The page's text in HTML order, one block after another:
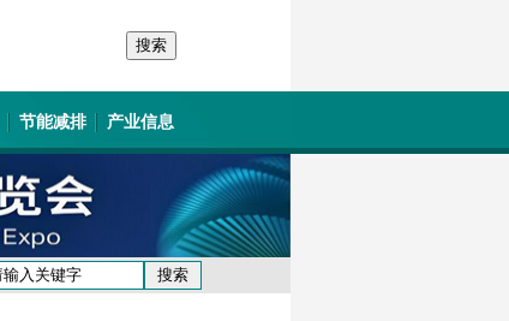
节能减排 产业信息